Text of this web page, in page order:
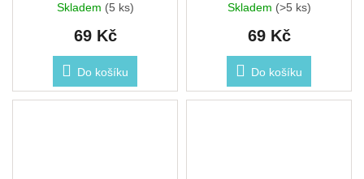
Skladem (5 ks)
69 Kč
Do košíku
Skladem (>5 ks)
69 Kč
Do košíku